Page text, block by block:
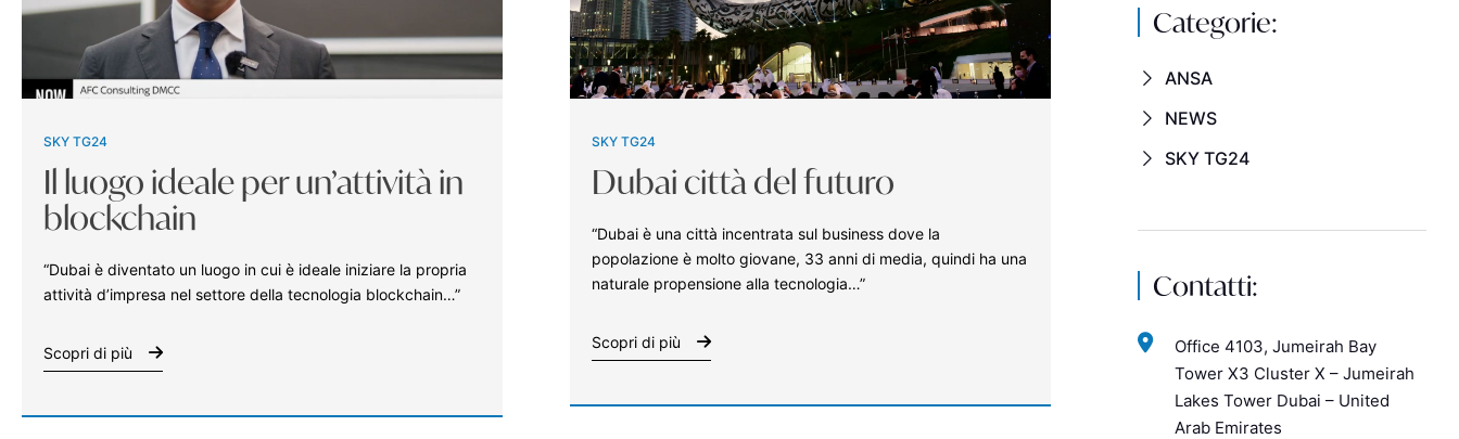
SKY TG24
Il luogo ideale per un’attività in
blockchain
“Dubai è diventato un luogo in cui è ideale iniziare la propria
attività d’impresa nel settore della tecnologia blockchain…”
Scopri di più
SKY TG24
Dubai città del futuro
“Dubai è una città incentrata sul business dove la
popolazione è molto giovane, 33 anni di media, quindi ha una
naturale propensione alla tecnologia…”
Scopri di più
Categorie:
ANSA
NEWS
SKY TG24
Contatti:
Office 4103, Jumeirah Bay
Tower X3 Cluster X – Jumeirah
Lakes Tower Dubai – United
Arab Emirates